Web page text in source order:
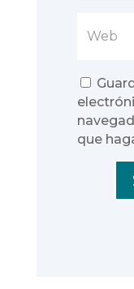
que